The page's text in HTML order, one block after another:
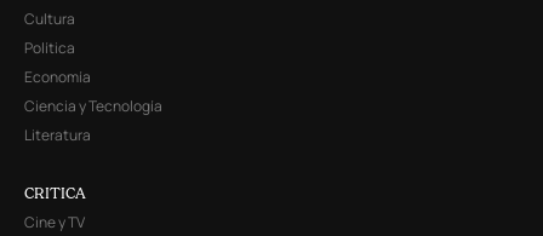
Cultura
Política
Economía
Ciencia y Tecnología
Literatura
CRITICA
Cine y TV